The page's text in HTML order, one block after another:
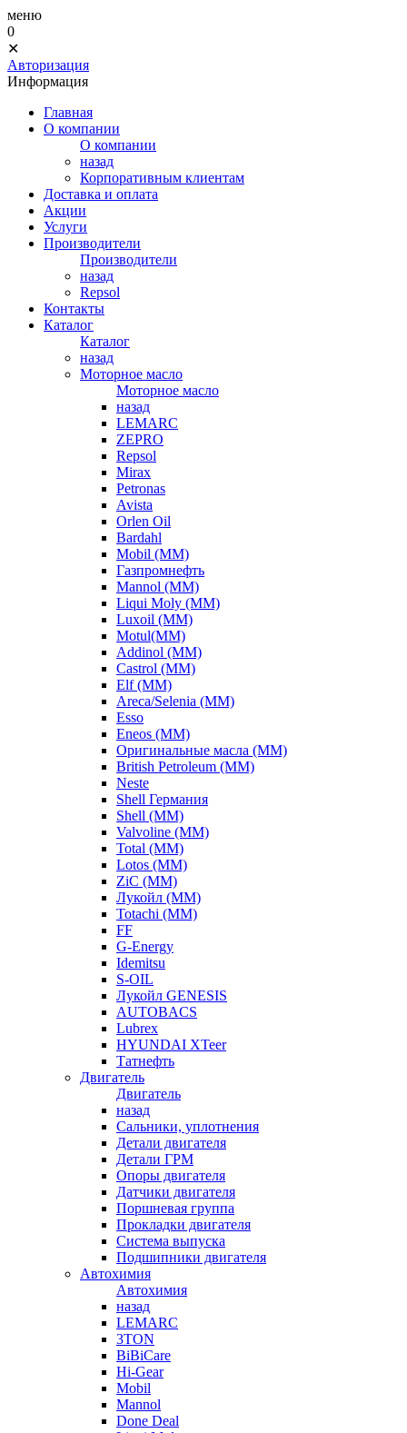
меню
0
✕
Авторизация
Информация
Главная
О компании
О компании
назад
Корпоративным клиентам
Доставка и оплата
Акции
Услуги
Производители
Производители
назад
Repsol
Контакты
Каталог
Каталог
назад
Моторное масло
Моторное масло
назад
LEMARC
ZEPRO
Repsol
Mirax
Petronas
Avista
Orlen Oil
Bardahl
Mobil (ММ)
Газпромнефть
Mannol (ММ)
Liqui Moly (ММ)
Luxoil (ММ)
Motul(ММ)
Addinol (ММ)
Castrol (ММ)
Elf (ММ)
Areca/Selenia (ММ)
Esso
Eneos (ММ)
Оригинальные масла (ММ)
British Petroleum (ММ)
Neste
Shell Германия
Shell (ММ)
Valvoline (ММ)
Total (ММ)
Lotos (ММ)
ZiC (ММ)
Лукойл (ММ)
Totachi (MM)
FF
G-Energy
Idemitsu
S-OIL
Лукойл GENESIS
AUTOBACS
Lubrex
HYUNDAI XTeer
Татнефть
Двигатель
Двигатель
назад
Сальники, уплотнения
Детали двигателя
Детали ГРМ
Опоры двигателя
Датчики двигателя
Поршневая группа
Прокладки двигателя
Система выпуска
Подшипники двигателя
Автохимия
Автохимия
назад
LEMARC
3TON
BiBiCare
Hi-Gear
Mobil
Mannol
Done Deal